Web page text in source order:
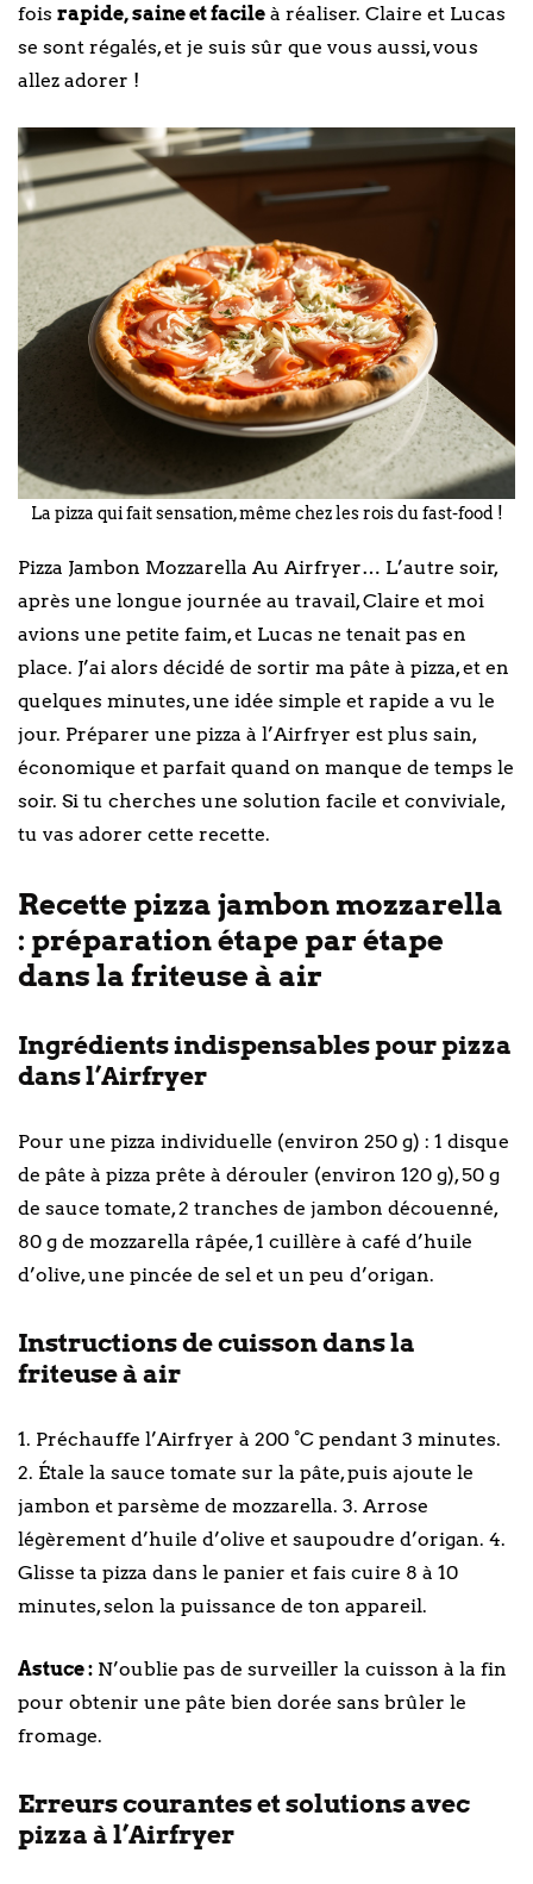
fois rapide, saine et facile à réaliser. Claire et Lucas
se sont régalés, et je suis sûr que vous aussi, vous
allez adorer !
La pizza qui fait sensation, même chez les rois du fast-food !
Pizza Jambon Mozzarella Au Airfryer… L’autre soir,
après une longue journée au travail, Claire et moi
avions une petite faim, et Lucas ne tenait pas en
place. J’ai alors décidé de sortir ma pâte à pizza, et en
quelques minutes, une idée simple et rapide a vu le
jour. Préparer une pizza à l’Airfryer est plus sain,
économique et parfait quand on manque de temps le
soir. Si tu cherches une solution facile et conviviale,
tu vas adorer cette recette.
Recette pizza jambon mozzarella
: préparation étape par étape
dans la friteuse à air
Ingrédients indispensables pour pizza
dans l’Airfryer
Pour une pizza individuelle (environ 250 g) : 1 disque
de pâte à pizza prête à dérouler (environ 120 g), 50 g
de sauce tomate, 2 tranches de jambon découenné,
80 g de mozzarella râpée, 1 cuillère à café d’huile
d’olive, une pincée de sel et un peu d’origan.
Instructions de cuisson dans la
friteuse à air
1. Préchauffe l’Airfryer à 200 °C pendant 3 minutes.
2. Étale la sauce tomate sur la pâte, puis ajoute le
jambon et parsème de mozzarella. 3. Arrose
légèrement d’huile d’olive et saupoudre d’origan. 4.
Glisse ta pizza dans le panier et fais cuire 8 à 10
minutes, selon la puissance de ton appareil.
Astuce : N’oublie pas de surveiller la cuisson à la fin
pour obtenir une pâte bien dorée sans brûler le
fromage.
Erreurs courantes et solutions avec
pizza à l’Airfryer